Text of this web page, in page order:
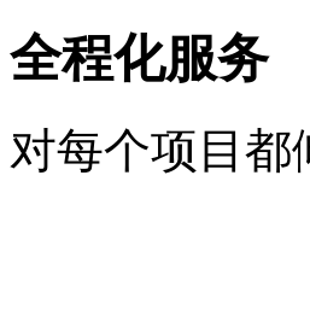
全程化服务
对每个项目都